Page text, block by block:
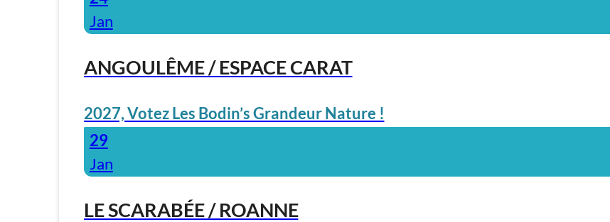
Jan
ANGOULÊME / ESPACE CARAT
2027, Votez Les Bodin’s Grandeur Nature !
29
Jan
LE SCARABÉE / ROANNE